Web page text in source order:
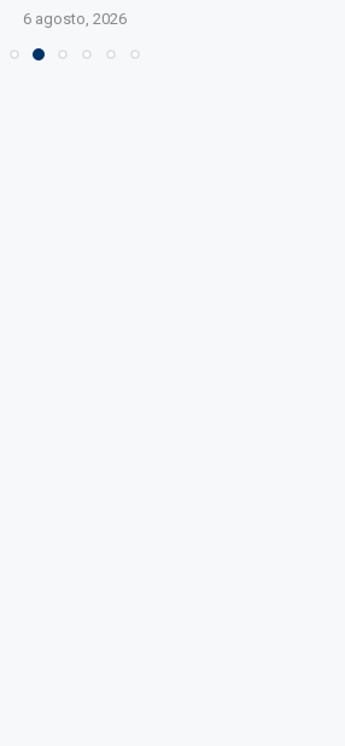
6 agosto, 2026